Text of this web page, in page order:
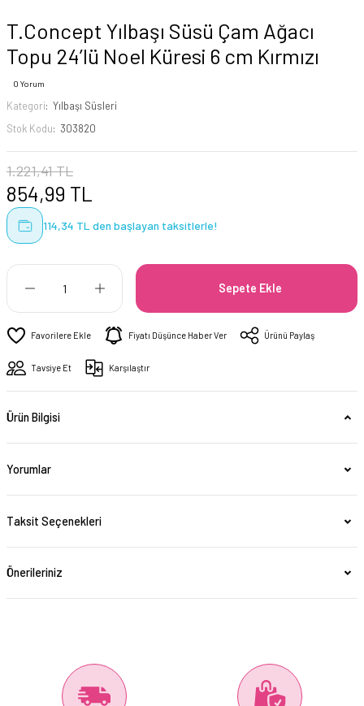
T.Concept Yılbaşı Süsü Çam Ağacı
Topu 24’lü Noel Küresi 6 cm Kırmızı
0 Yorum
Kategori
Yılbaşı Süsleri
Stok Kodu
303820
1.221,41 TL
854,99 TL
114,34 TL den başlayan taksitlerle!
Sepete Ekle
Fiyatı Düşünce Haber Ver Ürünü Paylaş
Tavsiye Et Karşılaştır
Ürün Bilgisi
Yorumlar
Taksit Seçenekleri
Önerileriniz